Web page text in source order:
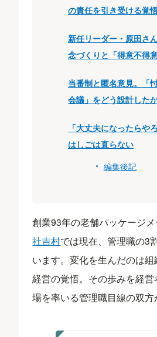
の責任を引き受ける覚
新任リーダー・原田さ
念づくりと「得意不得意
当番制と匿名意見。「
会議」をどう設計した
「大丈夫になったらや
はしごは直らない
編集後記
創業93年の老舗パッケージ
社吉村では現在、管理職の3
います。変化を生んだのは
経営の覚悟。その歩みを経
場を率いる管理職目線の双方